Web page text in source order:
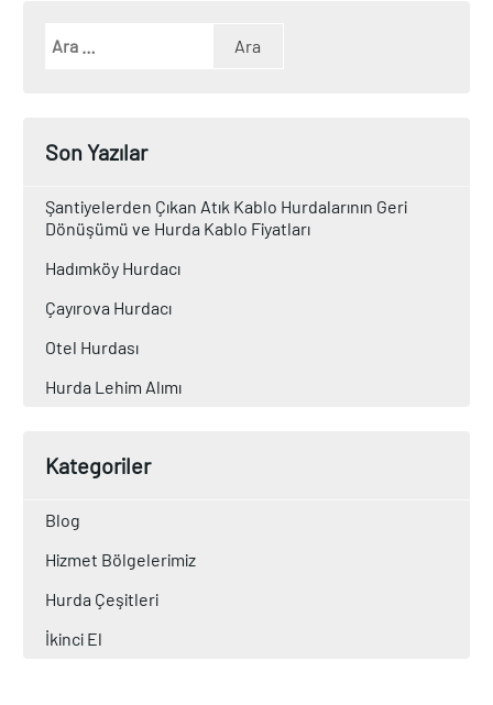
Son Yazılar
Şantiyelerden Çıkan Atık Kablo Hurdalarının Geri
Dönüşümü ve Hurda Kablo Fiyatları
Hadımköy Hurdacı
Çayırova Hurdacı
Otel Hurdası
Hurda Lehim Alımı
Kategoriler
Blog
Hizmet Bölgelerimiz
Hurda Çeşitleri
İkinci El